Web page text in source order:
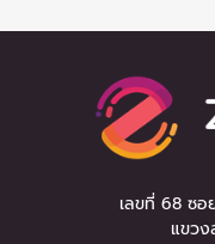
เลขที่ 68 ซ
แขวง